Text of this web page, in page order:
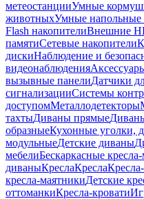
метеостанцииУмные
животныхУмные напольные
Flash накопителиВнешние
памятиСетевые накопители
дискиНаблюдение и
видеонаблюдения
вызывные панелиДатчики
сигнализацииСистемы
доступомМеталлодетекторы
тахтыДиваны прямые
образныеКухонные уголки,
модульныеДетские диваны
мебелиБескаркасные
диваныКреслаКресла
кресла-маятникиДетские
оттоманкиКресла-кровати